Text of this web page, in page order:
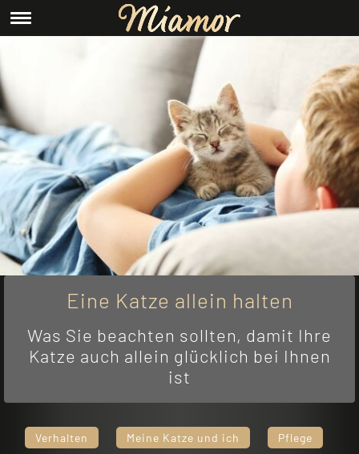
Eine Katze allein halten
Was Sie beachten sollten, damit Ihre
Katze auch allein glücklich bei Ihnen
ist
Verhalten Meine Katze und ich Pflege